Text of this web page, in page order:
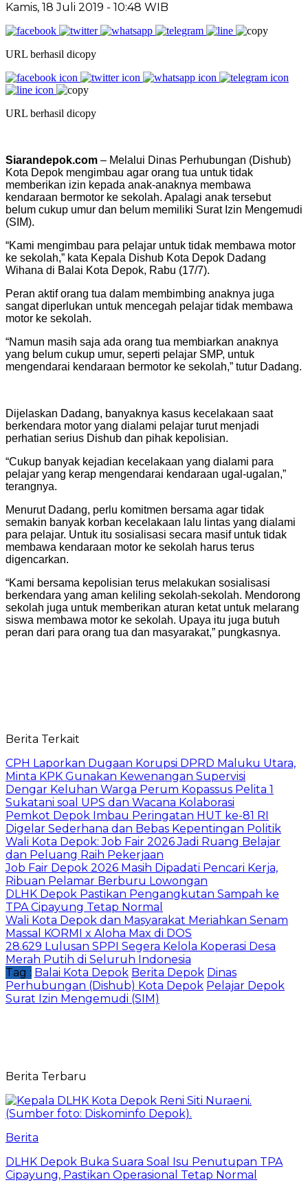
Kamis, 18 Juli 2019 - 10:48 WIB
URL berhasil dicopy
URL berhasil dicopy
Siarandepok.com – Melalui Dinas Perhubungan (Dishub)
Kota Depok mengimbau agar orang tua untuk tidak
memberikan izin kepada anak-anaknya membawa
kendaraan bermotor ke sekolah. Apalagi anak tersebut
belum cukup umur dan belum memiliki Surat Izin Mengemudi
(SIM).
“Kami mengimbau para pelajar untuk tidak membawa motor
ke sekolah,” kata Kepala Dishub Kota Depok Dadang
Wihana di Balai Kota Depok, Rabu (17/7).
Peran aktif orang tua dalam membimbing anaknya juga
sangat diperlukan untuk mencegah pelajar tidak membawa
motor ke sekolah.
“Namun masih saja ada orang tua membiarkan anaknya
yang belum cukup umur, seperti pelajar SMP, untuk
mengendarai kendaraan bermotor ke sekolah,” tutur Dadang.
Dijelaskan Dadang, banyaknya kasus kecelakaan saat
berkendara motor yang dialami pelajar turut menjadi
perhatian serius Dishub dan pihak kepolisian.
“Cukup banyak kejadian kecelakaan yang dialami para
pelajar yang kerap mengendarai kendaraan ugal-ugalan,”
terangnya.
Menurut Dadang, perlu komitmen bersama agar tidak
semakin banyak korban kecelakaan lalu lintas yang dialami
para pelajar. Untuk itu sosialisasi secara masif untuk tidak
membawa kendaraan motor ke sekolah harus terus
digencarkan.
“Kami bersama kepolisian terus melakukan sosialisasi
berkendara yang aman keliling sekolah-sekolah. Mendorong
sekolah juga untuk memberikan aturan ketat untuk melarang
siswa membawa motor ke sekolah. Upaya itu juga butuh
peran dari para orang tua dan masyarakat,” pungkasnya.
Berita Terkait
CPH Laporkan Dugaan Korupsi DPRD Maluku Utara,
Minta KPK Gunakan Kewenangan Supervisi
Dengar Keluhan Warga Perum Kopassus Pelita 1
Sukatani soal UPS dan Wacana Kolaborasi
Pemkot Depok Imbau Peringatan HUT ke-81 RI
Digelar Sederhana dan Bebas Kepentingan Politik
Wali Kota Depok: Job Fair 2026 Jadi Ruang Belajar
dan Peluang Raih Pekerjaan
Job Fair Depok 2026 Masih Dipadati Pencari Kerja,
Ribuan Pelamar Berburu Lowongan
DLHK Depok Pastikan Pengangkutan Sampah ke
TPA Cipayung Tetap Normal
Wali Kota Depok dan Masyarakat Meriahkan Senam
Massal KORMI x Aloha Max di DOS
28.629 Lulusan SPPI Segera Kelola Koperasi Desa
Merah Putih di Seluruh Indonesia
Tag : Balai Kota Depok Berita Depok Dinas
Perhubungan (Dishub) Kota Depok Pelajar Depok
Surat Izin Mengemudi (SIM)
Berita Terbaru
Berita
DLHK Depok Buka Suara Soal Isu Penutupan TPA
Cipayung, Pastikan Operasional Tetap Normal